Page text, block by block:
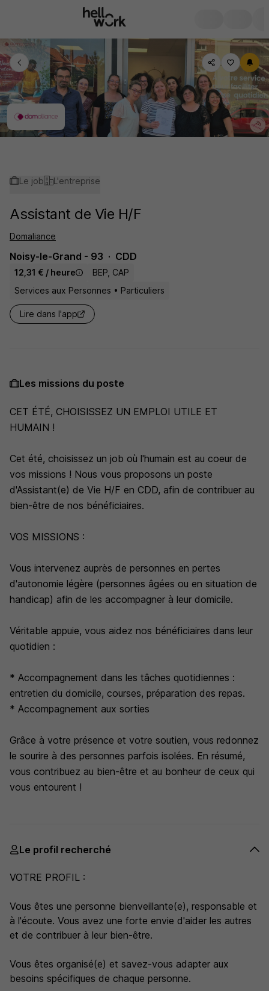
Le job L'entreprise
Assistant de Vie H/F
Domaliance
Noisy-le-Grand - 93 CDD
12,31 € / heure
BEP, CAP
Services aux Personnes • Particuliers
Lire dans l'app
Les missions du poste
CET ÉTÉ, CHOISISSEZ UN EMPLOI UTILE ET
HUMAIN !
Cet été, choisissez un job où l'humain est au coeur de
vos missions ! Nous vous proposons un poste
d'Assistant(e) de Vie H/F en CDD, afin de contribuer au
bien-être de nos bénéficiaires.
VOS MISSIONS :
Vous intervenez auprès de personnes en pertes
d'autonomie légère (personnes âgées ou en situation de
handicap) afin de les accompagner à leur domicile.
Véritable appuie, vous aidez nos bénéficiaires dans leur
quotidien :
* Accompagnement dans les tâches quotidiennes :
entretien du domicile, courses, préparation des repas.
* Accompagnement aux sorties
Grâce à votre présence et votre soutien, vous redonnez
le sourire à des personnes parfois isolées. En résumé,
vous contribuez au bien-être et au bonheur de ceux qui
vous entourent !
Le profil recherché
VOTRE PROFIL :
Vous êtes une personne bienveillante(e), responsable et
à l'écoute. Vous avez une forte envie d'aider les autres
et de contribuer à leur bien-être.
Vous êtes organisé(e) et savez-vous adapter aux
besoins spécifiques de chaque personne.